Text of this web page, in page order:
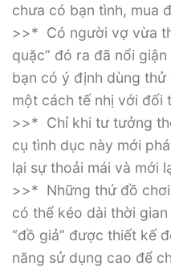
chưa có bạn tình, mua
>>* Có người vợ vừa
quặc” đó ra đã nổi
bạn có ý định dùng
một cách tế nhị với đối
>>* Chỉ khi tư tưởng
cụ tình dục này mới
lại sự thoải mái và mới
>>* Những thứ đồ chơi
có thể kéo dài thời
“đồ giả” được thiết kế
năng sử dụng cao để